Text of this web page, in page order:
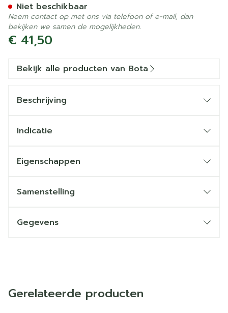
€ 41,50
Niet beschikbaar
Neem contact op met ons via telefoon of e-mail, dan
bekijken we samen de mogelijkheden.
Bekijk alle producten van Bota
Beschrijving
Indicatie
Eigenschappen
Samenstelling
Gegevens
Gerelateerde producten